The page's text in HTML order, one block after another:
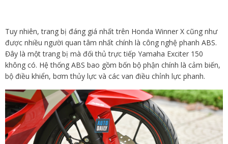
Tuy nhiên, trang bị đáng giá nhất trên Honda Winner X cũng như
được nhiều người quan tâm nhất chính là công nghệ phanh ABS.
Đây là một trang bị mà đối thủ trực tiếp Yamaha Exciter 150
không có. Hệ thống ABS bao gồm bốn bộ phận chính là cảm biến,
bộ điều khiển, bơm thủy lực và các van điều chỉnh lực phanh.